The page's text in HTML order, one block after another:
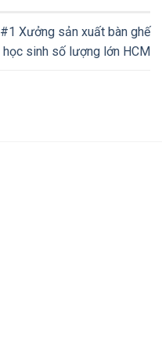
#1 Xưởng sản xuất bàn ghế
học sinh số lượng lớn HCM